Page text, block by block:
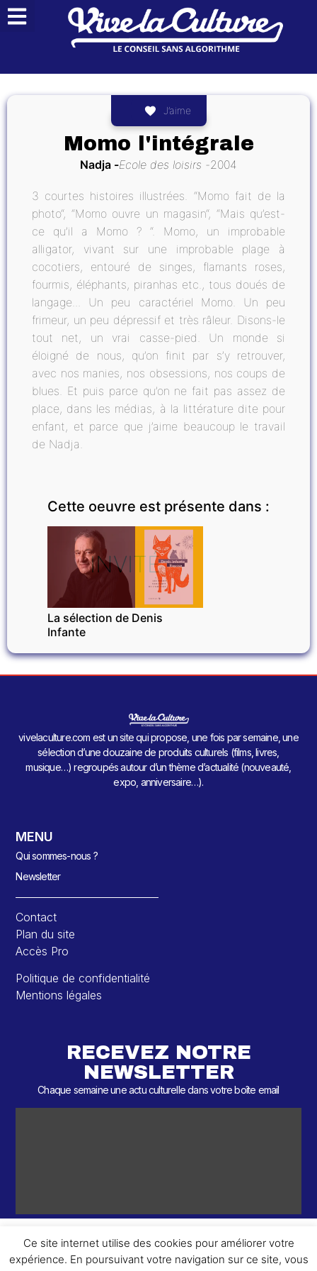
J’aime
Momo l'intégrale
Nadja Ecole des loisirs 2004
3 courtes histoires illustrées. “Momo fait de la
photo“, “Momo ouvre un magasin“, “Mais qu’est-
ce qu’il a Momo ? “. Momo, un improbable
alligator, vivant sur une improbable plage à
cocotiers, entouré de singes, flamants roses,
fourmis, éléphants, piranhas etc., tous doués de
langage... Un peu caractériel Momo. Un peu
frimeur, un peu dépressif et très râleur. Disons-le
tout net, un vrai casse-pied. Un monde si
éloigné de nous, qu’on finit par s’y retrouver,
avec nos manies, nos obsessions, nos coups de
blues. Et puis parce qu’on ne fait pas assez de
place, dans les médias, à la littérature dite pour
enfant, et parce que j’aime beaucoup le travail
de Nadja.
Cette oeuvre est présente dans :
INVITÉ
La sélection de Denis
Infante
vivelaculture.com est un site qui propose, une fois par semaine, une
sélection d’une douzaine de produits culturels (films, livres,
musique…) regroupés autour d’un thème d’actualité (nouveauté,
expo, anniversaire…).
MENU
Qui sommes-nous ?
Newsletter
Contact
Plan du site
Accès Pro
Politique de confidentialité
Mentions légales
RECEVEZ NOTRE
NEWSLETTER
Chaque semaine une actu culturelle dans votre boîte email
Ce site internet utilise des cookies pour améliorer votre
expérience. En poursuivant votre navigation sur ce site, vous